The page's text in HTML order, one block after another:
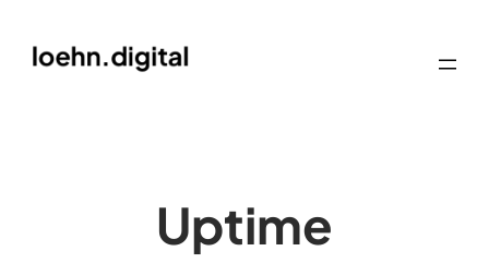
Uptime